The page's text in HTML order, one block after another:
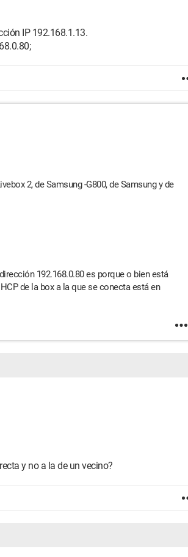
IP 192.168.1.13.
2, de Samsung -G800, de Samsung y de
192.168.0.80 es porque o bien está
de la box a la que se conecta está en
y no a la de un vecino?